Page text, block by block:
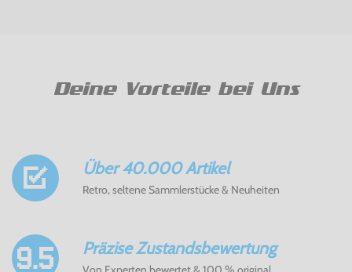
Deine Vorteile bei Uns
Über 40.000 Artikel
Retro, seltene Sammlerstücke & Neuheiten
Präzise Zustandsbewertung